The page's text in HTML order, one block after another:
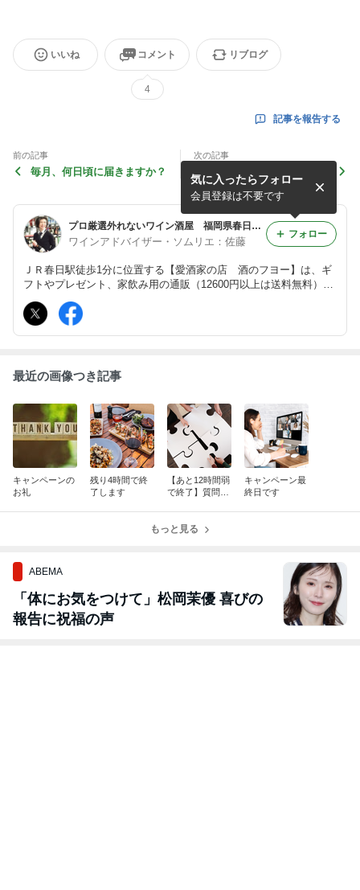
いいね コメント
4
リブログ
記事を報告する
前の記事
毎月、何日頃に届きますか？
次の記事
天気のいい日のランチタイム
は、パスタと・・・・
プロ厳選外れないワイン酒屋 福岡県春日市千歳町
ワインアドバイザー・ソムリエ：佐藤
ＪＲ春日駅徒歩1分に位置する【愛酒家の店 酒のフヨー】は、ギ
フトやプレゼント、家飲み用の通販（12600円以上は送料無料）に
も対応しております。
気に入ったらフォロー
会員登録は不要です
フォロー
最近の画像つき記事
キャンペーンの
お礼
残り4時間で終
了します
【あと12時間弱
で終了】質問に
キャンペーン最
終日です
もっと見る
ABEMA
「体にお気をつけて」松岡茉優 喜びの
報告に祝福の声